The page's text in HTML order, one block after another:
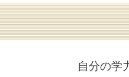
自分の学